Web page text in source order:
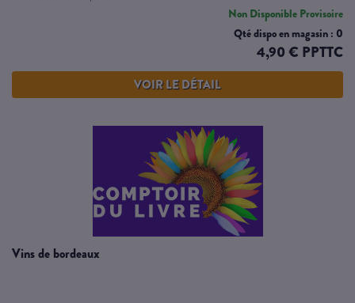
Non Disponible Provisoire
Qté dispo en magasin : 0
4,90 € PPTTC
VOIR LE DÉTAIL
vins de bordeaux